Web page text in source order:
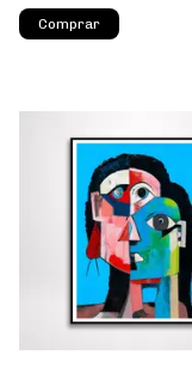
Comprar